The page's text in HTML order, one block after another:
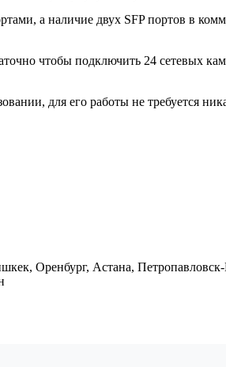
а наличие двух SFP портов в
чтобы подключить 24 сетевых
для его работы не требуется
Оренбург, Астана,